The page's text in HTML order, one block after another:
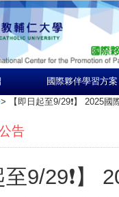
國際夥伴學習方案
> 【即日起至9/29❗️】 2025
告
至9/29❗️